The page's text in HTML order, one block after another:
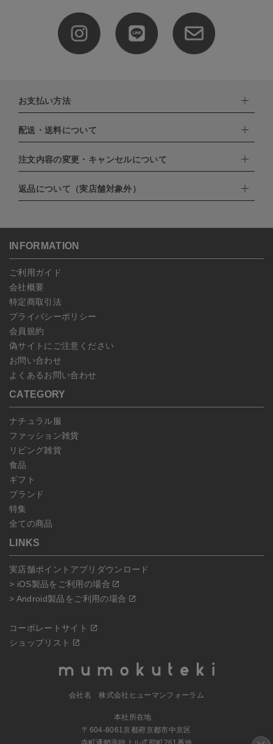
お支払い方法
下記お支払い方法よりお選びいただけます。
・クレジットカード（VISA,mastercard,JCB,AMERICAN
EXPRESS,Diners Club）
・PayPay
・NP後払い
配送・送料について
配達業者：日本郵便
北海道：1,400円
沖縄：1,400円
注文内容の変更・キャンセルについて
ご注文日当日から翌日のAM9:00までにご連絡頂いた場合はキャン
セルは可能です。
ンセルしていただいた後、ご希望の商品のみ再度ご注文お願いしま
予約商品など一部キャンセルが出来ない場合がございます。あらか
じめご了承ください。
返品について（実店舗対象外）
こちらよりご依頼ください。
INFORMATION
ご利用ガイド
会社概要
特定商取引法
プライバシーポリシー
会員規約
偽サイトにご注意ください
お問い合わせ
よくあるお問い合わせ
CATEGORY
ナチュラル服
ファッション雑貨
リビング雑貨
食品
ギフト
ブランド
特集
全ての商品
LINKS
実店舗ポイントアプリダウンロード
> iOS製品をご利用の場合
> Android製品をご利用の場合
コーポレートサイト
ショップリスト
会社名 株式会社ヒューマンフォーラム
本社所在地
〒604-8061京都府京都市中京区